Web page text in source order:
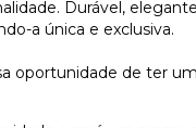
Durável,
a única e exclusiva.
oportunidade de ter